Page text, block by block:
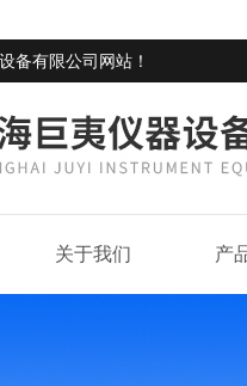
备有限公司网站 ！
关于我们 产